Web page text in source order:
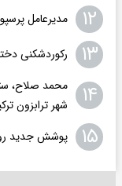
۱۲ مدیرعامل
۱۳ رکوردشکنی
۱۴
محمد صلاح،
شهر ترابزون
۱۵ پوشش جدید